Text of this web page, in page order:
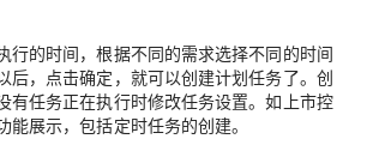
行的时间，根据不同的需求选择不同的时间
后，点击确定，就可以创建计划任务了。创
有任务正在执行时修改任务设置。如上市控
能展示，包括定时任务的创建。